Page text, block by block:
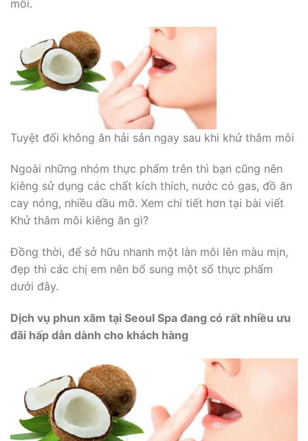
môi.
Tuyệt đối không ăn hải sản ngay sau khi khử thâm môi
Ngoài những nhóm thực phẩm trên thì bạn cũng nên
kiêng sử dụng các chất kích thích, nước có gas, đồ ăn
cay nóng, nhiều dầu mỡ. Xem chi tiết hơn tại bài viết
Khử thâm môi kiêng ăn gì?
Đồng thời, để sở hữu nhanh một làn môi lên màu mịn,
đẹp thì các chị em nên bổ sung một số thực phẩm
dưới đây.
Dịch vụ phun xăm tại Seoul Spa đang có rất nhiều ưu
đãi hấp dẫn dành cho khách hàng